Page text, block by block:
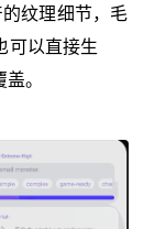
纹理细节，毛
可以直接生
。